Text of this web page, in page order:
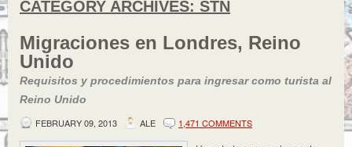
CATEGORY ARCHIVES: STN
Migraciones en Londres, Reino
Unido
Requisitos y procedimientos para ingresar como turista al
Reino Unido
FEBRUARY 09, 2013
ALE 1,471 COMMENTS